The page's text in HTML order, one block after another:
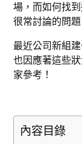
場，而如何找
很常討論的問題
最近公司新組
也因應著這些
家參考！
內容目錄